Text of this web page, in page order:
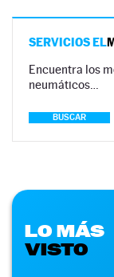
SERVICIOS EL
Encuentra los
neumáticos…
BUSCAR
LO MÁS
VISTO